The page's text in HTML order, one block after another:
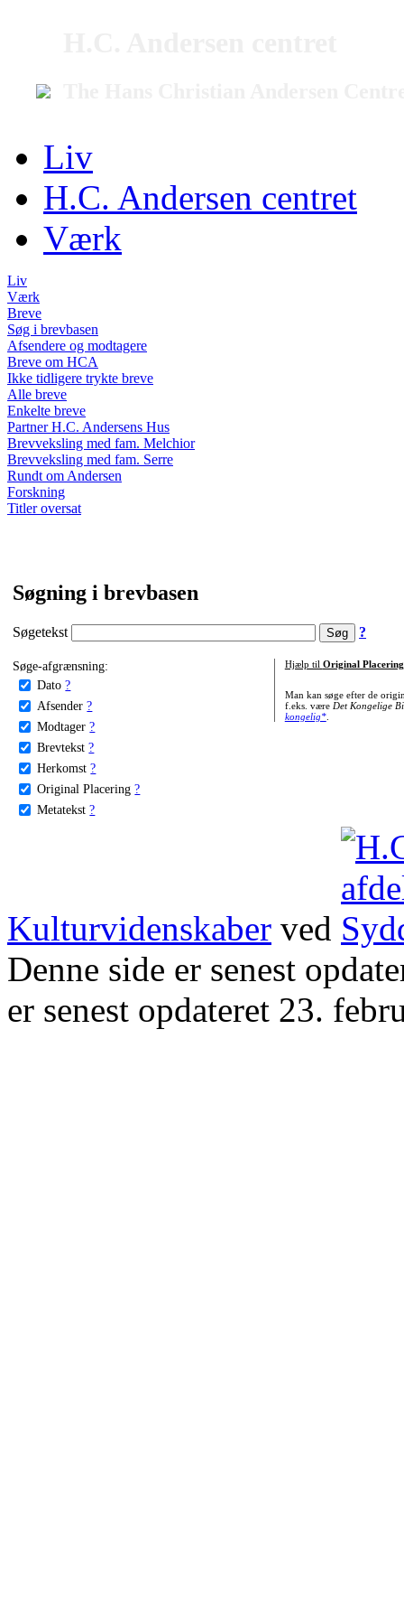
Liv
H.C. Andersen centret
Værk
Liv
Værk
Breve
Søg i brevbasen
Afsendere og modtagere
Breve om HCA
Ikke tidligere trykte breve
Alle breve
Enkelte breve
Partner H.C. Andersens Hus
Brevveksling med fam. Melchior
Brevveksling med fam. Serre
Rundt om Andersen
Forskning
Titler oversat
Søgning i brevbasen
Søgetekst ?
Søge-afgrænsning:
Dato ?
Afsender ?
Modtager ?
Brevtekst ?
Herkomst ?
Original Placering ?
Metatekst ?
Hjælp til Original Placering
Man kan søge efter de
f.eks. være Det Kongelige
kongelig*.
Kulturvidenskaber ved
Denne side er senest
er senest opdateret 23.